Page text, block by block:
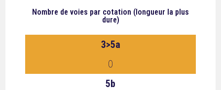
Nombre de voies par cotation (longueur la plus
dure)
3>5a
0
5b